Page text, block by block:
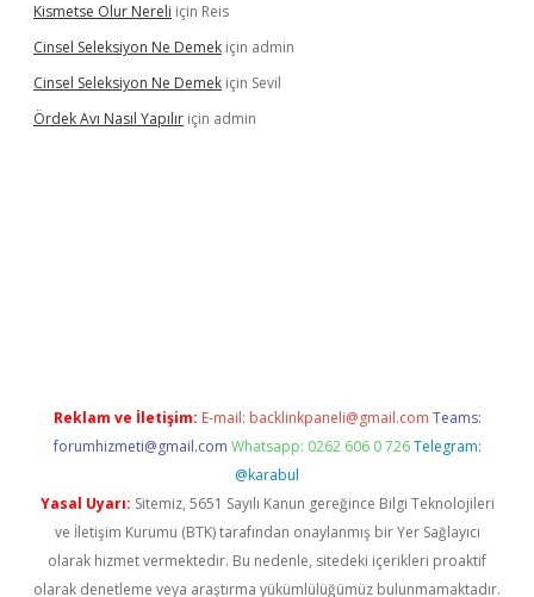
Kismetse Olur Nereli için Reis
Cinsel Seleksiyon Ne Demek için admin
Cinsel Seleksiyon Ne Demek için Sevil
Ördek Avı Nasıl Yapılır için admin
Reklam ve İletişim: E-mail: backlinkpaneli@gmail.com Teams:
forumhizmeti@gmail.com Whatsapp: 0262 606 0 726 Telegram:
@karabul
Yasal Uyarı: Sitemiz, 5651 Sayılı Kanun gereğince Bilgi Teknolojileri
ve İletişim Kurumu (BTK) tarafından onaylanmış bir Yer Sağlayıcı
olarak hizmet vermektedir. Bu nedenle, sitedeki içerikleri proaktif
olarak denetleme veya araştırma yükümlülüğümüz bulunmamaktadır.